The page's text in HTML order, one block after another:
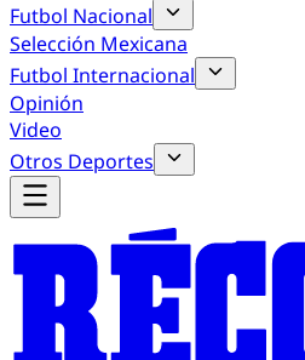
Futbol Nacional
Selección Mexicana
Futbol Internacional
Opinión
Video
Otros Deportes